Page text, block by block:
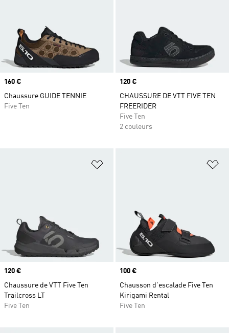
Prix
160 €
Chaussure GUIDE TENNIE
Five Ten
Prix
120 €
CHAUSSURE DE VTT FIVE TEN
FREERIDER
Five Ten
2 couleurs
Ajouter à la Liste de produits
Prix
120 €
Chaussure de VTT Five Ten
Trailcross LT
Five Ten
Prix
100 €
Chausson d'escalade Five Ten
Kirigami Rental
Five Ten